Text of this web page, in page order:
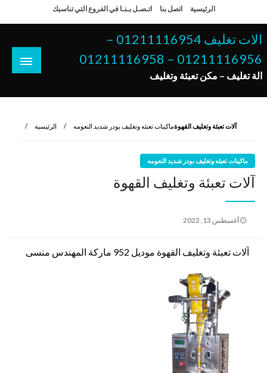
إلى
المحتوى
الرئيسية اتصل بنا اتـصـل بـنـا في الفروع التي تناسبك
الات تغليف 01211116954 –
01211116956 – 01211116958
الة تغليف – مكن تعبئة وتغليف
الرئيسية ماكينات تعبئه وتغليف بودر شديد النعومهآلات تعبئة وتغليف القهوة
ماكينات تعبئه وتغليف بودر شديد النعومه
آلات تعبئة وتغليف القهوة
نُشر
أغسطس 13, 2022
آلات تعبئة وتغليف القهوة موديل 952 ماركة المهندس منسى